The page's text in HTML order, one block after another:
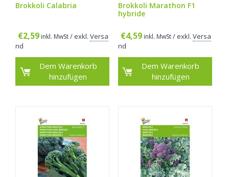
Brokkoli Calabria
€2,59 inkl. MwSt/ exkl. Versa
nd
Dem Warenkorb
hinzufügen
Brokkoli Marathon F1
hybride
€4,59 inkl. MwSt / exkl. Versa
nd
Dem Warenkorb
hinzufügen